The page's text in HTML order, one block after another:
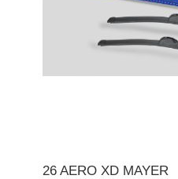
26 AERO XD MAYER